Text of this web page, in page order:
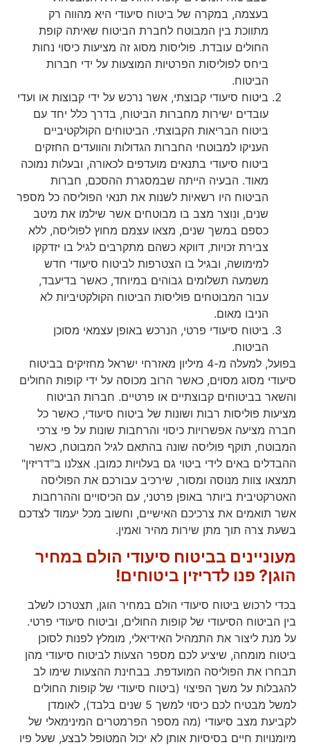
בעצמה, במקרה של ביטוח סיעודי היא מהווה רק
מתווכת בין המבוטח לחברת הביטוח שאיתה קופת
החולים עובדת. פוליסות מסוג זה מציעות כיסוי נחות
ביחס לפוליסות הפרטיות המוצעות על ידי חברות
הביטוח.
ביטוח סיעודי קבוצתי, אשר נרכש על ידי קבוצות או ועדי
עובדים ישירות מחברות הביטוח, בדרך כלל יחד עם
ביטוח הבריאות הקבוצתי. הביטוחים הקולקטיביים
העניקו למבוטחי החברות הגדולות והוועדים החזקים
ביטוח סיעודי בתנאים מועדפים לכאורה, ובעלות נמוכה
מאוד. הבעיה הייתה שבמסגרת ההסכם, חברות
הביטוח היו רשאיות לשנות את תנאי הפוליסה כל מספר
שנים, ונוצר מצב בו מבוטחים אשר שילמו את מיטב
כספם במשך שנים, מצאו עצמם מחוץ לפוליסה, ללא
צבירת זכויות, דווקא כשהם מתקרבים לגיל בו יזדקקו
למימושה, ובגיל בו הצטרפות לביטוח סיעודי חדש
משמעה תשלומים גבוהים במיוחד, כאשר בדיעבד,
עבור המבוטחים פוליסות הביטוח הקולקטיביות לא
הניבו מאום.
ביטוח סיעודי פרטי, הנרכש באופן עצמאי מסוכן
הביטוח.
בפועל, למעלה מ-4 מיליון מאזרחי ישראל מחזיקים בביטוח
סיעודי מסוג מסוים, כאשר הרוב מכוסה על ידי קופות החולים
והשאר בביטוחים קבוצתיים או פרטיים. חברות הביטוח
מציעות פוליסות רבות ושונות של ביטוח סיעודי, כאשר כל
חברה מציעה אפשרויות כיסוי והרחבות שונות על פי צרכי
המבוטח, תוקף פוליסה שונה בהתאם לגיל המבוטח, כאשר
ההבדלים באים לידי ביטוי גם בעלויות כמובן. אצלנו ב"דריזין"
תמצאו צוות מנוסה ומסור, שירכיב עבורכם את הפוליסה
האטרקטיבית ביותר באופן פרטני, עם הכיסויים וההרחבות
אשר תואמים את צרכיכם האישיים, וחשוב מכל יעמוד לצדכם
בשעת צרה תוך מתן שירות מהיר ואמין.
מעוניינים בביטוח סיעודי הולם במחיר
הוגן? פנו לדריזין ביטוחים!
בכדי לרכוש ביטוח סיעודי הולם במחיר הוגן, תצטרכו לשלב
בין הביטוח הסיעודי של קופות החולים, וביטוח סיעודי פרטי.
על מנת ליצור את התמהיל האידיאלי, מומלץ לפנות לסוכן
ביטוח מומחה, שיציע לכם מספר הצעות לביטוח סיעודי מהן
תבחרו את הפוליסה המועדפת. בבחינת ההצעות שימו לב
להגבלות על משך הפיצוי (ביטוח סיעודי של קופות החולים
למשל מבטיח לכם כיסוי למשך 5 שנים בלבד), לאומדן
לקביעת מצב סיעודי (מה מספר הפרמטרים המינימאלי של
מיומנויות חיים בסיסיות אותן לא יכול המטופל לבצע, שעל פיו